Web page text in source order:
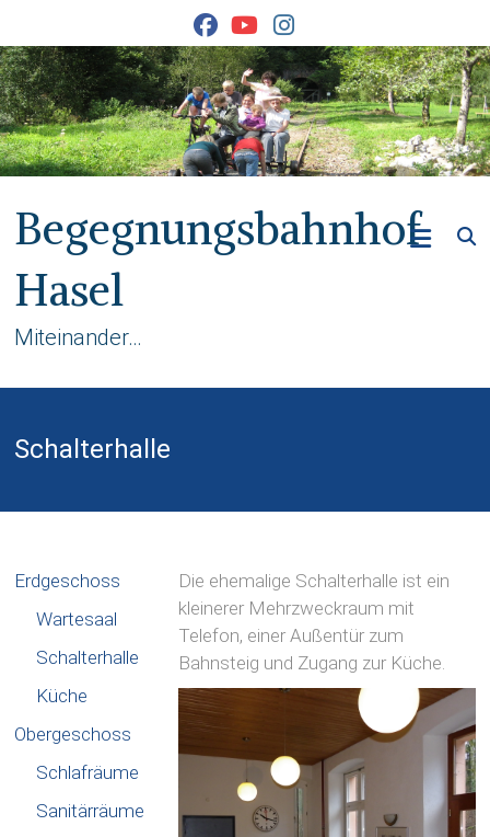
content
Begegnungsbahnhof
Hasel
Miteinander…
Schalterhalle
Die ehemalige Schalterhalle ist ein
kleinerer Mehrzweckraum mit
Telefon, einer Außentür zum
Bahnsteig und Zugang zur Küche.
Erdgeschoss
Wartesaal
Schalterhalle
Küche
Obergeschoss
Schlafräume
Sanitärräume